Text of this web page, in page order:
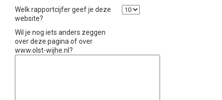
Welk rapportcijfer geef je deze
website?
Wil je nog iets anders zeggen
over deze pagina of over
www.olst-wijhe.nl?